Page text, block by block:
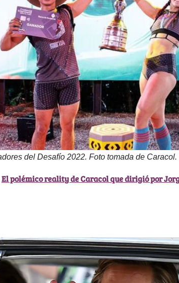
del Desafío 2022. Foto tomada de Caracol.
El polémico reality de Caracol que dirigió por